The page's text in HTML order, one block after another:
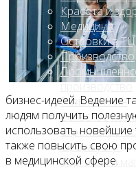
Красота и
Медицина
Островки в ТЦ
Производство
производство
Развлечения
Сельское
Сфера услуг
Торговля и
бизнес-идеей. Ведение
людям получить
использовать новейшие
также повысить свою
в медицинской сфере.